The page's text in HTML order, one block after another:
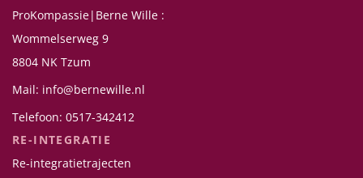
ProKompassie|Berne Wille :
Wommelserweg 9
8804 NK Tzum
Mail: info@bernewille.nl
Telefoon: 0517-342412
RE-INTEGRATIE
Re-integratietrajecten